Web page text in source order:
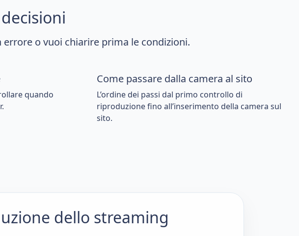
errore o vuoi chiarire prima le condizioni.
quando
Come passare dalla camera al sito
L’ordine dei passi dal primo controllo di
riproduzione fino all’inserimento della camera sul
sito.
dello streaming